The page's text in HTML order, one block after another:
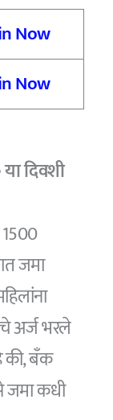
Now
Now
या दिवशी
जमा
अर्ज भरले
की, बँक
जमा कधी